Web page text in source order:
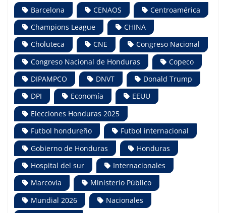
Barcelona
CENAOS
Centroamérica
Champions League
CHINA
Choluteca
CNE
Congreso Nacional
Congreso Nacional de Honduras
Copeco
DIPAMPCO
DNVT
Donald Trump
DPI
Economía
EEUU
Elecciones Honduras 2025
Futbol hondureño
Futbol internacional
Gobierno de Honduras
Honduras
Hospital del sur
Internacionales
Marcovia
Ministerio Público
Mundial 2026
Nacionales